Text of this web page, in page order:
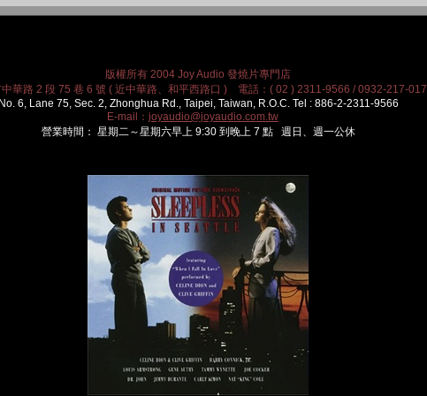
版權所有 2004 Joy Audio 發燒片專門店
華路 2 段 75 巷 6 號 ( 近中華路、和平西路口 ) 電話：( 02 ) 2311-9566 / 0932-217-017
6, Lane 75, Sec. 2, Zhonghua Rd., Taipei, Taiwan, R.O.C. Tel : 886-2-2311-9566
E-mail： joyaudio@joyaudio.com.tw
營業時間： 星期二～星期六早上 9:30 到晚上 7 點 週日、週一公休